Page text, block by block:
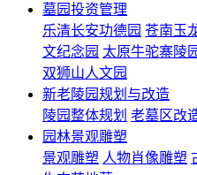
墓园投资管理
乐清长安功德园 苍南玉
文纪念园 太原牛驼寨陵
双狮山人文园
新老陵园规划与改造
陵园整体规划 老墓区改
园林景观雕塑
景观雕塑 人物肖像雕塑